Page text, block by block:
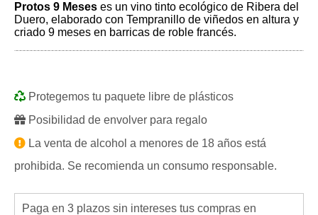
Protos 9 Meses es un vino tinto ecológico de Ribera del
Duero, elaborado con Tempranillo de viñedos en altura y
criado 9 meses en barricas de roble francés.
Protegemos tu paquete libre de plásticos
Posibilidad de envolver para regalo
La venta de alcohol a menores de 18 años está
prohibida. Se recomienda un consumo responsable.
Paga en 3 plazos sin intereses tus compras en